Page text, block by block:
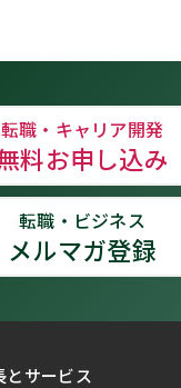
転職・キャリア開発
料お申し込み
転職・ビジネス
メルマガ登録
とサービス